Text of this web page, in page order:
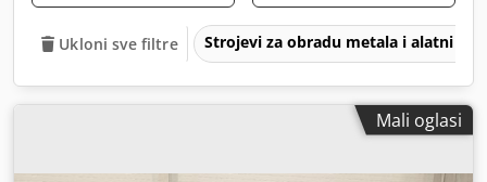
Ukloni sve filtre Strojevi za obradu metala i alatni
Mali oglasi